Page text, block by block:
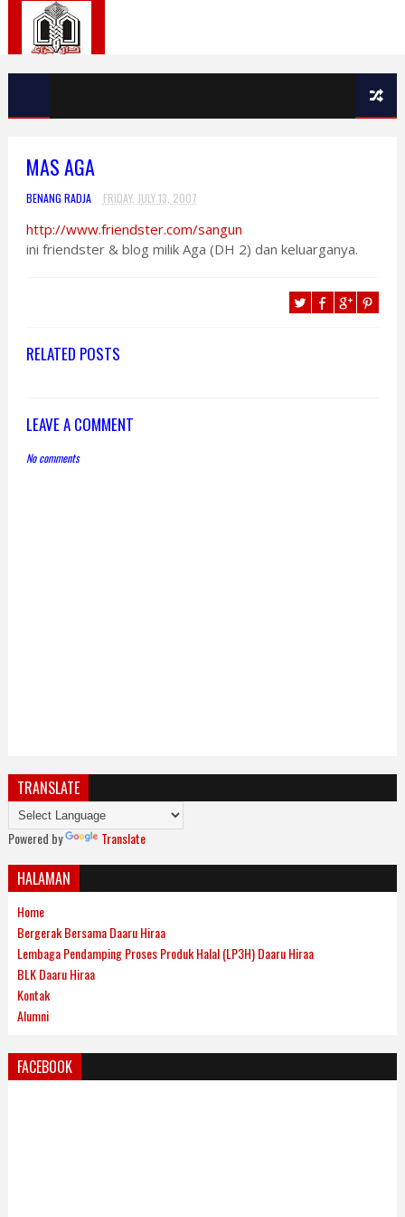
MAS AGA
BENANG RADJA FRIDAY, JULY 13, 2007
http://www.friendster.com/sangun
ini friendster & blog milik Aga (DH 2) dan keluarganya.
RELATED POSTS
LEAVE A COMMENT
No comments
TRANSLATE
Powered by Translate
HALAMAN
Home
Bergerak Bersama Daaru Hiraa
Lembaga Pendamping Proses Produk Halal (LP3H) Daaru Hiraa
BLK Daaru Hiraa
Kontak
Alumni
FACEBOOK